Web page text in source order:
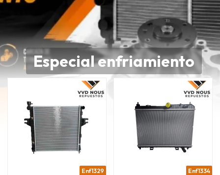
Especial enfriamiento
Enf1329 Enf1334